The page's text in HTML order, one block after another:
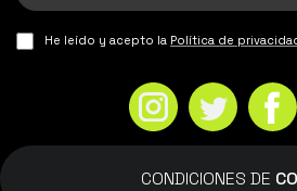
He leído y acepto la Política de
CONDICIONES DE